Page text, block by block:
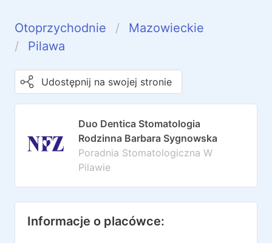
Otoprzychodnie
Mazowieckie
Pilawa
Udostępnij na swojej stronie
Duo Dentica Stomatologia
Rodzinna Barbara Sygnowska
Poradnia Stomatologiczna W
Pilawie
Informacje o placówce: